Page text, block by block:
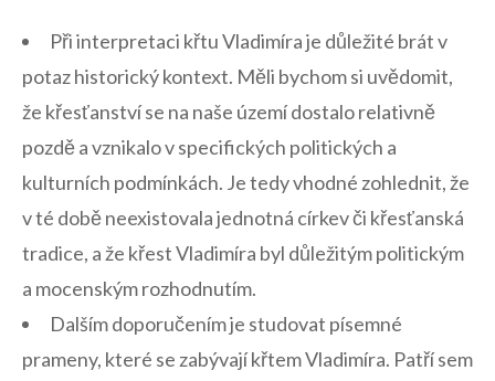
Při⁣ interpretaci křtu Vladimíra je důležité brát⁣ v
potaz historický kontext. Měli bychom si uvědomit,
že křesťanství se na naše území dostalo ‌relativně
pozdě ⁤a vznikalo⁢ v specifických politických a
kulturních podmínkách. Je tedy vhodné zohlednit, že
v té době neexistovala jednotná církev ⁤či ​křesťanská⁤
tradice, a že křest Vladimíra byl důležitým politickým
a mocenským rozhodnutím.
Dalším doporučením ‌je studovat písemné
prameny, ⁤které se zabývají křtem Vladimíra. Patří sem